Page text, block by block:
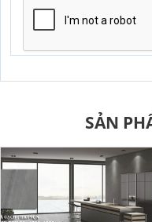
SẢN